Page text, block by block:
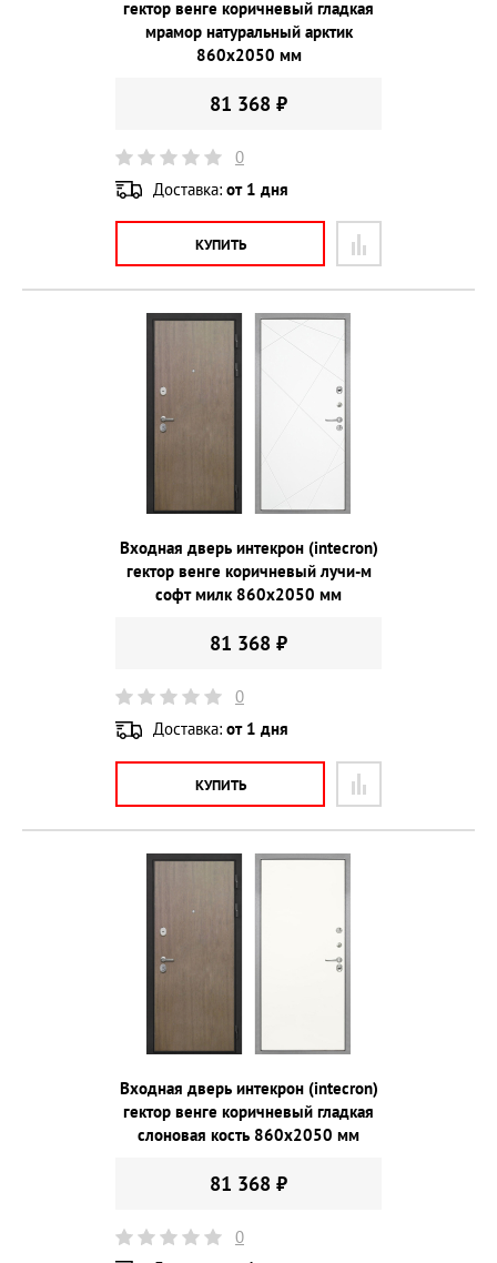
гектор венге коричневый гладкая
мрамор натуральный арктик
860х2050 мм
81 368 ₽
0
Доставка: от 1 дня
КУПИТЬ
Входная дверь интекрон (intecron)
гектор венге коричневый лучи-м
софт милк 860х2050 мм
81 368 ₽
0
Доставка: от 1 дня
КУПИТЬ
Входная дверь интекрон (intecron)
гектор венге коричневый гладкая
слоновая кость 860х2050 мм
81 368 ₽
0